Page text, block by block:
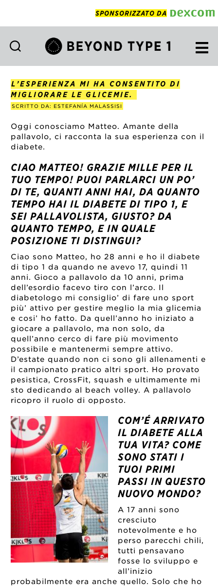
SPONSORIZZATO DA
1
Italian
L’ESPERIENZA MI HA CONSENTITO DI
MIGLIORARE LE GLICEMIE.
SCRITTO DA: ESTEFANÍA MALASSISI
Oggi conosciamo Matteo. Amante della
pallavolo, ci racconta la sua esperienza con il
diabete.
CIAO MATTEO! GRAZIE MILLE PER IL
TUO TEMPO! PUOI PARLARCI UN PO’
DI TE, QUANTI ANNI HAI, DA QUANTO
TEMPO HAI IL DIABETE DI TIPO 1, E
SEI PALLAVOLISTA, GIUSTO? DA
QUANTO TEMPO, E IN QUALE
POSIZIONE TI DISTINGUI?
Ciao sono Matteo, ho 28 anni e ho il diabete
di tipo 1 da quando ne avevo 17, quindi 11
anni. Gioco a pallavolo da 10 anni, prima
dell’esordio facevo tiro con l’arco. Il
diabetologo mi consiglio’ di fare uno sport
più’ attivo per gestire meglio la mia glicemia
e cosi’ ho fatto. Da quell’anno ho iniziato a
giocare a pallavolo, ma non solo, da
quell’anno cerco di fare più movimento
possibile e mantenermi sempre attivo.
D’estate quando non ci sono gli allenamenti e
il campionato pratico altri sport. Ho provato
pesistica, CrossFit, squash e ultimamente mi
sto dedicando al beach volley. A pallavolo
ricopro il ruolo di opposto.
COM’É ARRIVATO
IL DIABETE ALLA
TUA VITA? COME
SONO STATI I
TUOI PRIMI
PASSI IN QUESTO
NUOVO MONDO?
A 17 anni sono
cresciuto
notevolmente e ho
perso parecchi chili,
tutti pensavano
fosse lo sviluppo e
all’inizio
probabilmente era anche quello. Solo che ho